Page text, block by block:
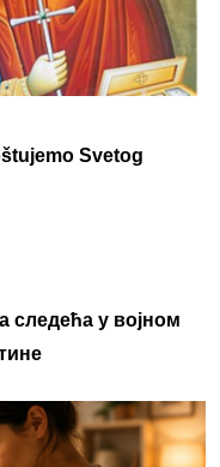
Svetog
следећа у војном